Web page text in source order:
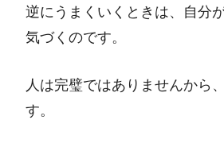
逆にうまくいくときは、自分
気づくのです。
人は完璧ではありませんから
す。